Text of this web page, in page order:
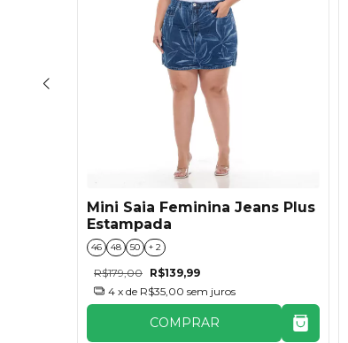
Mini Saia Feminina Jeans Plus
Estampada
46 48 50 + 2
R$179,00 R$139,99
4 x de R$35,00 sem juros
COMPRAR